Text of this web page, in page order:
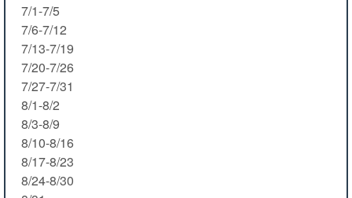
7/1-7/5
7/6-7/12
7/13-7/19
7/20-7/26
7/27-7/31
8/1-8/2
8/3-8/9
8/10-8/16
8/17-8/23
8/24-8/30